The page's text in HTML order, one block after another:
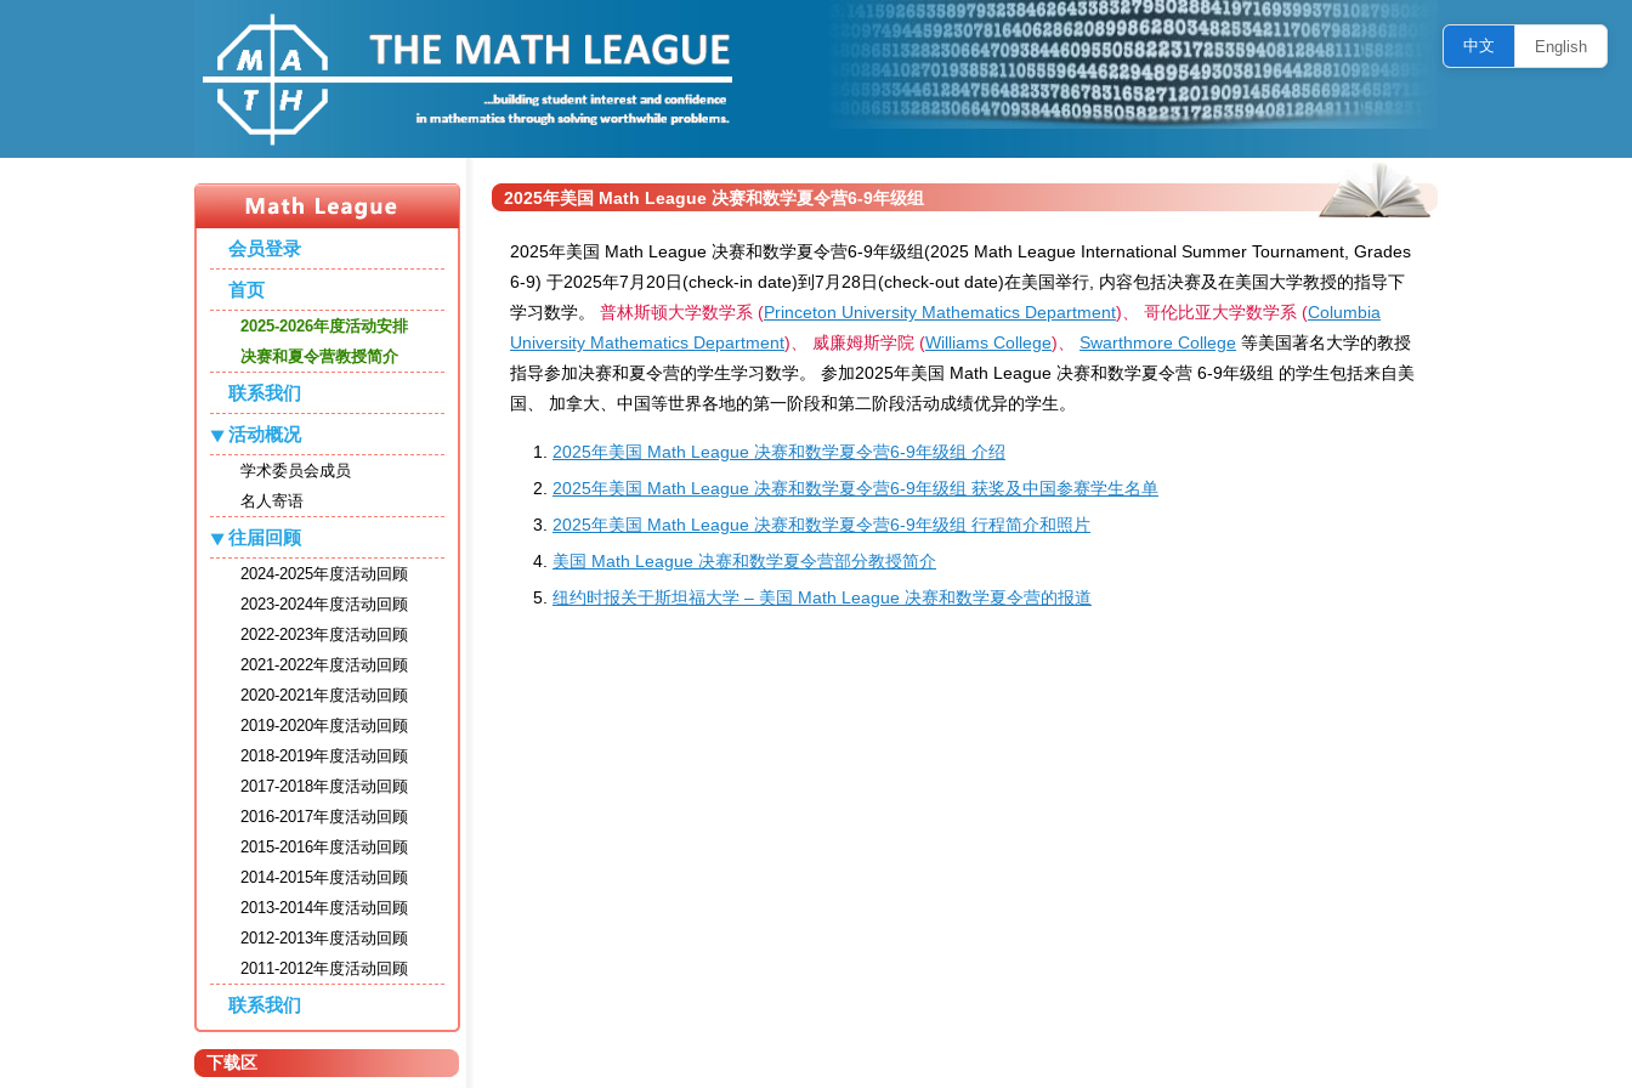
中文 English
会员登录
首页
2025-2026年度活动安排
决赛和夏令营教授简介
联系我们
活动概况
学术委员会成员
名人寄语
往届回顾
2024-2025年度活动回顾
2023-2024年度活动回顾
2022-2023年度活动回顾
2021-2022年度活动回顾
2020-2021年度活动回顾
2019-2020年度活动回顾
2018-2019年度活动回顾
2017-2018年度活动回顾
2016-2017年度活动回顾
2015-2016年度活动回顾
2014-2015年度活动回顾
2013-2014年度活动回顾
2012-2013年度活动回顾
2011-2012年度活动回顾
联系我们
下载区
2025年美国 Math League 决赛和数学夏令营6-9年级组
2025年美国 Math League 决赛和数学夏令营6-9年级组(2025 Math League International Summer Tournament, Grades
6-9) 于2025年7月20日(check-in date)到7月28日(check-out date)在美国举行, 内容包括决赛及在美国大学教授的指导下
学习数学。 普林斯顿大学数学系 (Princeton University Mathematics Department)、 哥伦比亚大学数学系 (Columbia
University Mathematics Department)、 威廉姆斯学院 (Williams College)、 Swarthmore College 等美国著名大学的教授
指导参加决赛和夏令营的学生学习数学。 参加2025年美国 Math League 决赛和数学夏令营 6-9年级组 的学生包括来自美
国、 加拿大、中国等世界各地的第一阶段和第二阶段活动成绩优异的学生。
2025年美国 Math League 决赛和数学夏令营6-9年级组 介绍
2025年美国 Math League 决赛和数学夏令营6-9年级组 获奖及中国参赛学生名单
2025年美国 Math League 决赛和数学夏令营6-9年级组 行程简介和照片
美国 Math League 决赛和数学夏令营部分教授简介
纽约时报关于斯坦福大学 – 美国 Math League 决赛和数学夏令营的报道